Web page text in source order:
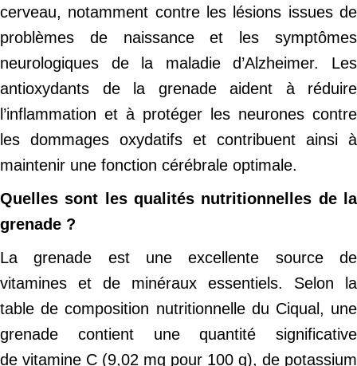
cerveau, notamment contre les lésions issues de
problèmes de naissance et les symptômes
neurologiques de la maladie d’Alzheimer. Les
antioxydants de la grenade aident à réduire
l’inflammation et à protéger les neurones contre
les dommages oxydatifs et contribuent ainsi à
maintenir une fonction cérébrale optimale.
Quelles sont les qualités nutritionnelles de la
grenade ?
La grenade est une excellente source de
vitamines et de minéraux essentiels. Selon la
table de composition nutritionnelle du Ciqual, une
grenade contient une quantité significative
de vitamine C (9,02 mg pour 100 g), de potassium